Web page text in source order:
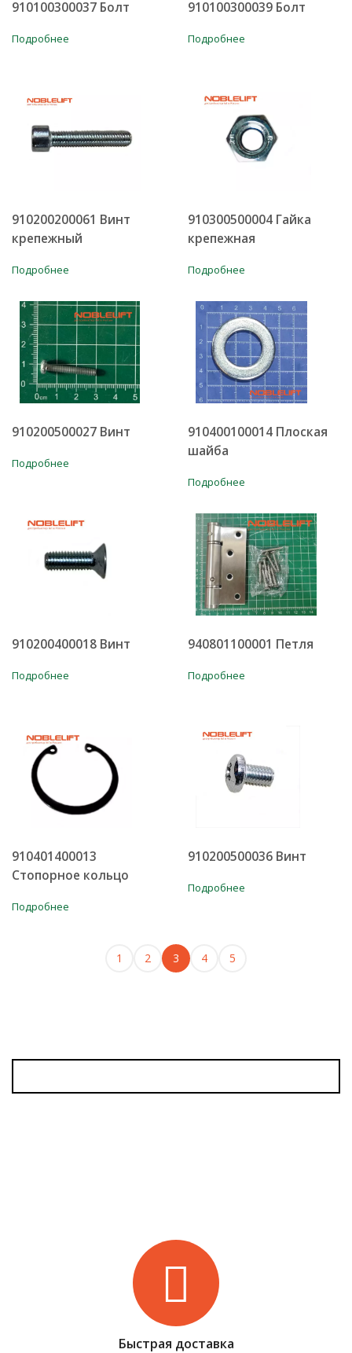
910100300037 Болт
Подробнее
910100300039 Болт
Подробнее
910200200061 Винт
крепежный
Подробнее
910300500004 Гайка
крепежная
Подробнее
910200500027 Винт
Подробнее
910400100014 Плоская
шайба
Подробнее
910200400018 Винт
Подробнее
940801100001 Петля
Подробнее
910401400013
Стопорное кольцо
Подробнее
910200500036 Винт
Подробнее
1 2 3 4 5
Быстрая доставка